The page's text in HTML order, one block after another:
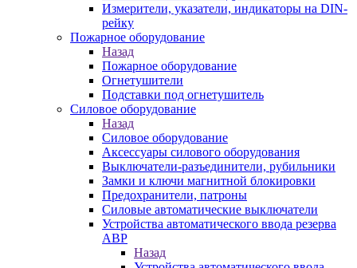
Измерители, указатели, индикаторы на DIN-
рейку
Пожарное оборудование
Назад
Пожарное оборудование
Огнетушители
Подставки под огнетушитель
Силовое оборудование
Назад
Силовое оборудование
Аксессуары силового оборудования
Выключатели-разъединители, рубильники
Замки и ключи магнитной блокировки
Предохранители, патроны
Силовые автоматические выключатели
Устройства автоматического ввода резерва
АВР
Назад